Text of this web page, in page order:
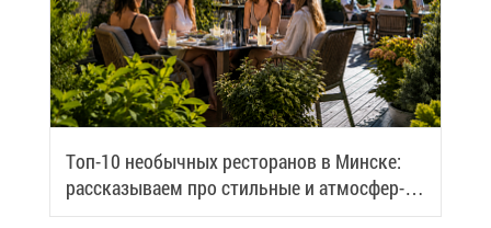
Топ-10 необыч­ных ре­сто­ра­нов в Мин­ске:
рас­ска­зы­ва­ем про стиль­ные и ат­мо­сфер­
ные ме­ста го­ро­да